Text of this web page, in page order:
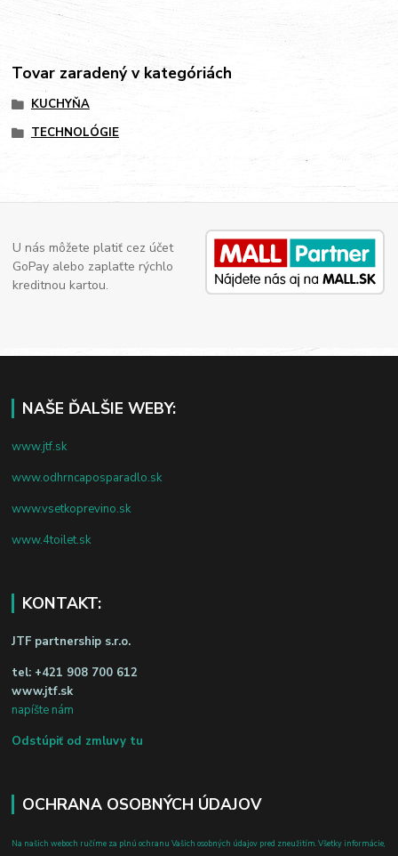
Tovar zaradený v kategóriách
KUCHYŇA
TECHNOLÓGIE
U nás môžete platiť cez účet
GoPay alebo zaplaťte rýchlo
kreditnou kartou.
NAŠE ĎALŠIE WEBY:
www.jtf.sk
www.odhrncaposparadlo.sk
www.vsetkoprevino.sk
www.4toilet.sk
KONTAKT:
JTF partnership s.r.o.
tel: +421 908 700 612
www.jtf.sk
napíšte nám
Odstúpiť od zmluvy tu
OCHRANA OSOBNÝCH ÚDAJOV
Na našich weboch ručíme za plnú ochranu Vašich osobných údajov pred zneužitím. Všetky informácie,